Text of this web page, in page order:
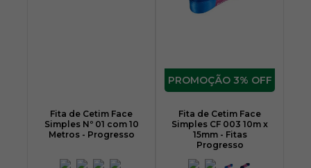
Fita de Cetim Face
Simples Nº 01 com 10
Metros - Progresso
3% OFF
Fita de Cetim Face
Simples CF 003 10m x
15mm - Fitas
Progresso